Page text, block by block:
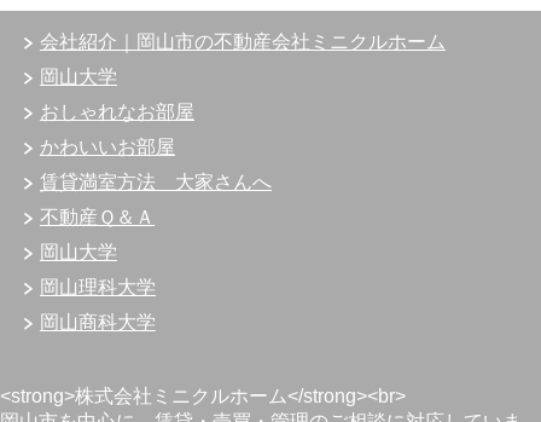
会社紹介｜岡山市の不動産会社ミニクルホーム
岡山大学
おしゃれなお部屋
かわいいお部屋
賃貸満室方法 大家さんへ
不動産Ｑ＆Ａ
岡山大学
岡山理科大学
岡山商科大学
<strong>株式会社ミニクルホーム</strong><br>